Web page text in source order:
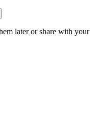
later or share with your